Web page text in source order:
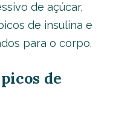
de açúcar,
de insulina e
para o corpo.
de